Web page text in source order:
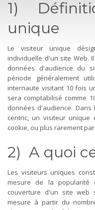
1)
unique
Le visiteur unique
individuelle d'un site Web.
données d'audience du
période généralement
internaute visitant 10 fois
sera comptabilisé comme
données d'audience.
centric, un visiteur unique
cookie, ou plus rarement
2) A quoi
Les visiteurs uniques
mesure de la
couverture d'un site web
mesure à partir du